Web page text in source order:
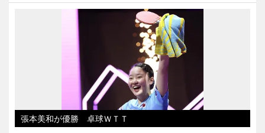
張本美和が優勝 卓球ＷＴＴ